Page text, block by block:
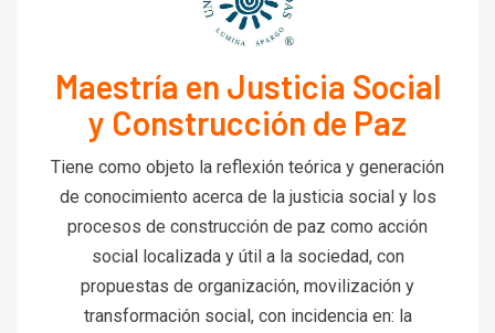
Maestría en Justicia Social
y Construcción de Paz
Tiene como objeto la reflexión teórica y generación
de conocimiento acerca de la justicia social y los
procesos de construcción de paz como acción
social localizada y útil a la sociedad, con
propuestas de organización, movilización y
transformación social, con incidencia en: la